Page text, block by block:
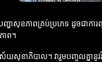
ញ្ហាសុខភាពគ្រប់ប្រភេទ ដូចជាក
ាព។
ស័យសុខាភិបាល។ វារួមបញ្ចូលគ្នា